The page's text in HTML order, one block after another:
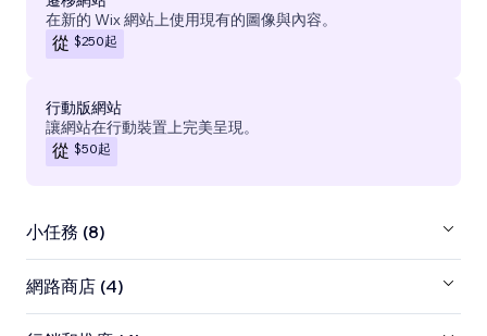
在新的 Wix 網站上使用現有的圖像與內容。
從 $250起
行動版網站
讓網站在行動裝置上完美呈現。
從 $50起
小任務 (8)
網路商店 (4)